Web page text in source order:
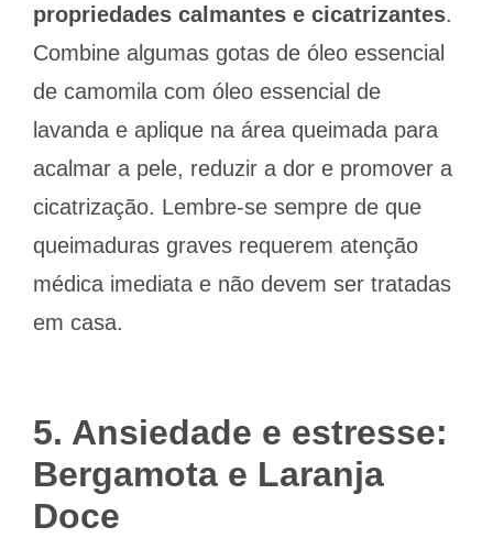
propriedades calmantes e cicatrizantes.
Combine algumas gotas de óleo essencial
de camomila com óleo essencial de
lavanda e aplique na área queimada para
acalmar a pele, reduzir a dor e promover a
cicatrização. Lembre-se sempre de que
queimaduras graves requerem atenção
médica imediata e não devem ser tratadas
em casa.
5. Ansiedade e estresse:
Bergamota e Laranja
Doce